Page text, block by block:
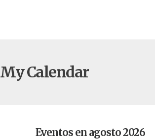
My Calendar
Eventos en agosto 2026